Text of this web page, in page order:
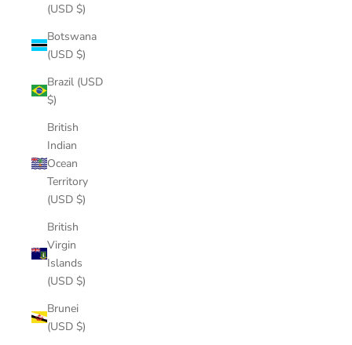
(USD $)
Botswana
(USD $)
Brazil (USD
$)
British
Indian
Ocean
Territory
(USD $)
British
Virgin
Islands
(USD $)
Brunei
(USD $)